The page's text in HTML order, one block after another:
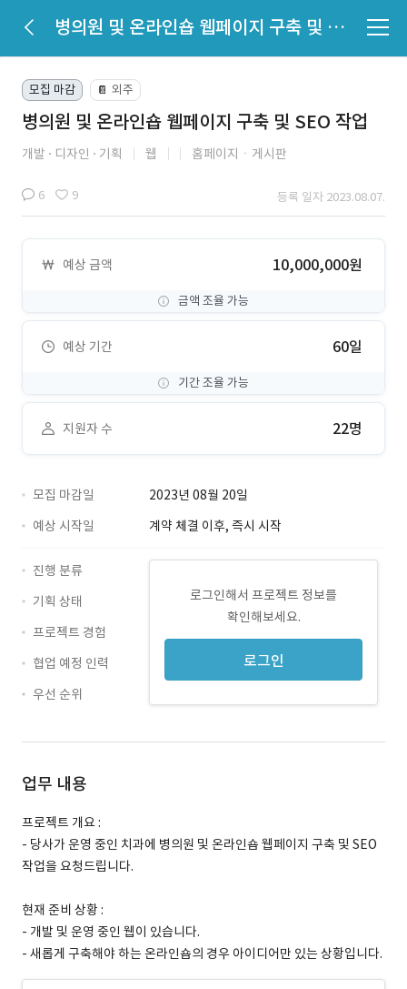
병의원 및 온라인숍 웹페이지 구축 및 SEO 작업
모집 마감 📔 외주
병의원 및 온라인숍 웹페이지 구축 및 SEO 작업
개발 디자인 기획 웹 홈페이지ㆍ게시판
6 9 등록 일자 2023.08.07.
예상 금액 10,000,000원
금액 조율 가능
예상 기간 60일
기간 조율 가능
지원자 수 22명
모집 마감일
2023년 08월 20일
예상 시작일
계약 체결 이후, 즉시 시작
로그인해서 프로젝트 정보를
확인해보세요.
로그인
진행 분류
기획 상태
프로젝트 경험
협업 예정 인력
우선 순위
업무 내용
프로젝트 개요 :
- 당사가 운영 중인 치과에 병의원 및 온라인숍 웹페이지 구축 및 SEO
작업을 요청드립니다.
현재 준비 상황 :
- 개발 및 운영 중인 웹이 있습니다.
- 새롭게 구축해야 하는 온라인숍의 경우 아이디어만 있는 상황입니다.